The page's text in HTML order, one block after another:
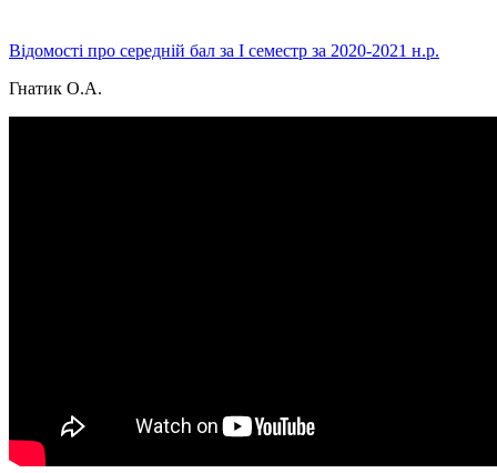
Відомості про середній бал за І семестр за 2020-2021 н.р.
Гнатик О.А.